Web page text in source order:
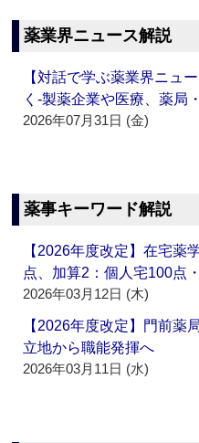
薬業界ニュース解説
【対話で学ぶ薬業界ニュ
く‐製薬企業や医療、薬局
2026年07月31日 (金)
薬事キーワード解説
【2026年度改定】在宅薬
点、加算2：個人宅100点
2026年03月12日 (木)
【2026年度改定】門前薬
立地から職能発揮へ
2026年03月11日 (水)